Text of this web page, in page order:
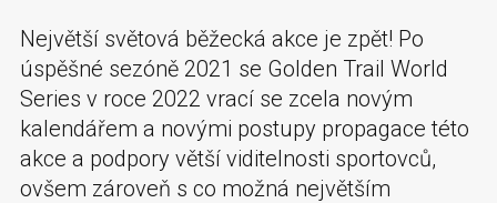
Největší světová běžecká akce je zpět! Po
úspěšné sezóně 2021 se Golden Trail World
Series v roce 2022 vrací se zcela novým
kalendářem a novými postupy propagace této
akce a podpory větší viditelnosti sportovců,
ovšem zároveň s co možná největším